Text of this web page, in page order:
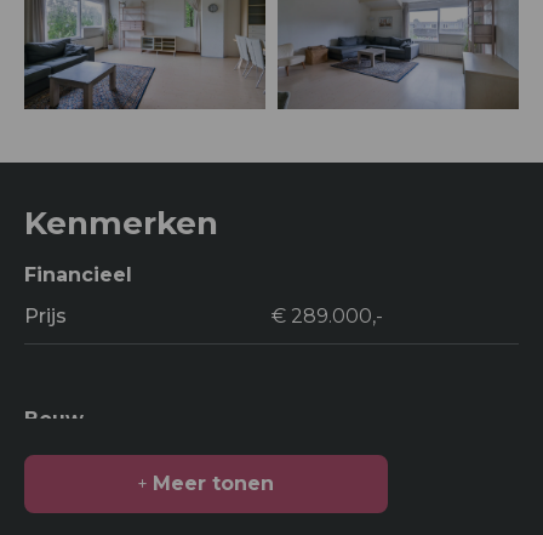
Kenmerken
Financieel
Prijs
€ 289.000,-
Bouw
Soort bouw
Appartement
Bouwjaar 1976
Meer tonen